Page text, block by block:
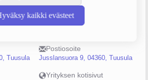
kaikki evästeet
0–4
Tuusula
Postiosoite
Jusslansuora 9, 04360, Tuusula
Yrityksen kotisivut